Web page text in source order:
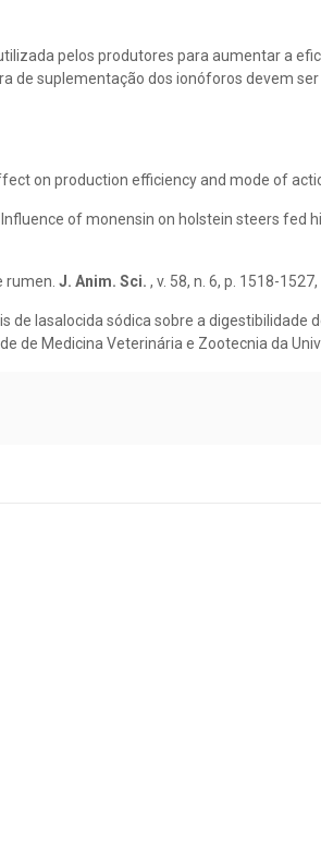
pelos produtores para aumentar a
de suplementação dos ionóforos devem
on production efficiency and mode of
Influence of monensin on holstein steers
rumen.J. Anim. Sci., v. 58, n. 6, p. 1518-1527,
de lasalocida sódica sobre a
de Medicina Veterinária e Zootecnia da